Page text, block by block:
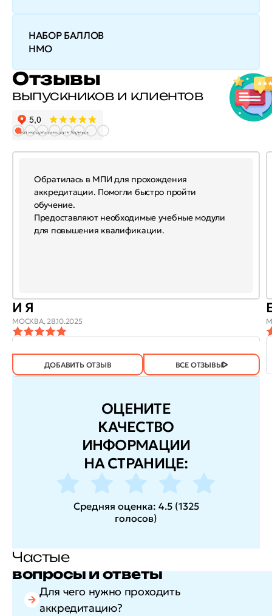
НАБОР БАЛЛОВ
НМО
Отзывы
выпускников и клиентов
Обратилась в МПИ для прохождения
аккредитации. Помогли быстро пройти
обучение.
Предоставляют необходимые учебные модули
для повышения квалификации.
И Я
МОСКВА,28.10.2025
ОТЗЫВ БЫЛ
ПОЛЕЗЕН?
ДА(605) НЕТ(2)
ДОБАВИТЬ ОТЗЫВ ВСЕ ОТЗЫВЫ
ОЦЕНИТЕ
КАЧЕСТВО
ИНФОРМАЦИИ
НА СТРАНИЦЕ:
Средняя оценка: 4.5(1325
голосов)
Частые
вопросы и ответы
Для чего нужно проходить
аккредитацию?